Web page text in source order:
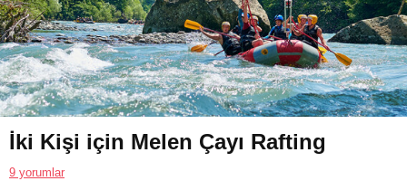
İki Kişi için Melen Çayı Rafting
9 yorumlar